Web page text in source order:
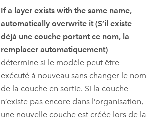
If a layer exists with the same name,
automatically overwrite it (S’il existe
déjà une couche portant ce nom, la
remplacer automatiquement)
détermine si le modèle peut être
exécuté à nouveau sans changer le nom
de la couche en sortie. Si la couche
n’existe pas encore dans l’organisation,
une nouvelle couche est créée lors de la